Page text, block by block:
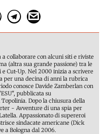
a collaborare con alcuni siti e riviste
(altra sua grande passione) tra le
Cut-Up. Nel 2000 inizia a scrivere
per una decina di anni la rubrica
conosce Davide Zamberlan con
pubblicata su
Dopo la chiusura della
- Avventure di una spia per
Appassionato di supereroi
sindacate americane (Dick
a Bologna dal 2006.